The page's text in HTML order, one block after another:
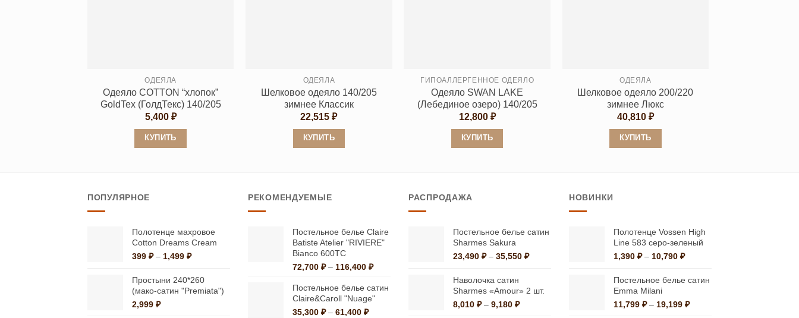
странице
товара.
товара.
товара.
товара.
ОДЕЯЛА
Одеяло COTTON “хлопок”
GoldTex (ГолдТекс) 140/205
5,400 ₽
КУПИТЬ
Опции
можно
выбрать
странице
товара.
ОДЕЯЛА
Шелковое одеяло 140/205
зимнее Классик
22,515₽
КУПИТЬ
несколько
Опции
можно
выбрать
странице
товара.
ГИПОАЛЛЕРГЕННОЕ ОДЕЯЛО
Одеяло SWAN LAKE
(Лебединое озеро) 140/205
12,800 ₽
КУПИТЬ
Опции
можно
выбрать
странице
товара.
ОДЕЯЛА
Шелковое одеяло 200/220
зимнее Люкс
40,810 ₽
КУПИТЬ
Опции
можно
выбрать
странице
товара.
ПОПУЛЯРНОЕ
Полотенце махровое
Cotton Dreams Cream
399 ₽ – 1,499 ₽Диапазон
399 ₽
–
Простыни 240*260
(мако-сатин "Premiata")
2,999 ₽
РЕКОМЕНДУЕМЫЕ
Постельное белье Claire
Batiste Atelier "RIVIERE"
Bianco 600ТС
72,700 ₽ – 116,400 ₽Диапазон
72,700 ₽
–
Постельное белье сатин
Claire&Caroll "Nuage"
35,300 ₽ – 61,400 ₽Диапазон
РАСПРОДАЖА
Постельное белье сатин
Sharmes Sakura
23,490 ₽ – 35,550 ₽Диапазон
–
Наволочка сатин
Sharmes «Amour» 2 шт.
8,010 ₽ – 9,180 ₽Диапазон
НОВИНКИ
Полотенце Vossen High
Line 583 серо-зеленый
1,390 ₽ – 10,790 ₽Диапазон
1,390 ₽
10,790 ₽
Постельное белье сатин
Emma Milani
11,799 ₽ – 19,199 ₽Диапазон